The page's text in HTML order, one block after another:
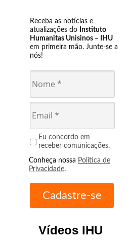
Receba as notícias e
atualizações do Instituto
Humanitas Unisinos – IHU
em primeira mão. Junte-se a
nós!
Eu concordo em
receber comunicações.
Conheça nossa Política de
Privacidade.
Vídeos IHU